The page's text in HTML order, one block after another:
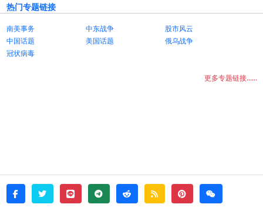
热门专题链接
南美事务 中东战争
股市风云
中国话题
美国话题
俄乌战争
冠状病毒
更多专题链接......
facebook
twitter line telegramreddit rss pinterestweixin